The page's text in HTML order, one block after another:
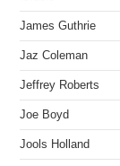
James Guthrie
Jaz Coleman
Jeffrey Roberts
Joe Boyd
Jools Holland